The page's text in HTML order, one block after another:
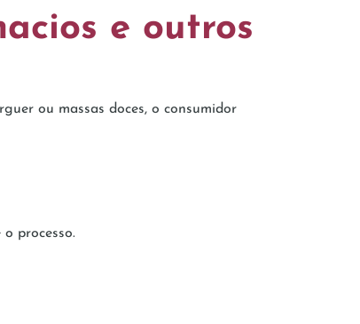
e outros
ou massas doces, o consumidor
processo.